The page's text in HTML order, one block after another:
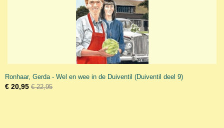
Ronhaar, Gerda - Wel en wee in de Duiventil (Duiventil deel 9)
€ 20,95 € 22,95